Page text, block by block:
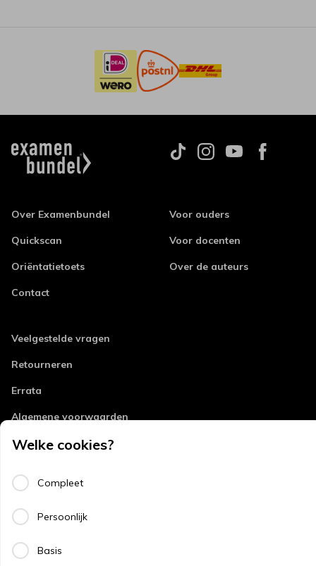
Over Examenbundel
Quickscan
Oriëntatietoets
Contact
Voor ouders
Voor docenten
Over de auteurs
Veelgestelde vragen
Retourneren
Errata
Algemene voorwaarden
Disclaimer
Copyright
Copyright © 2026
Welke cookies?
Compleet
Persoonlijk
Basis